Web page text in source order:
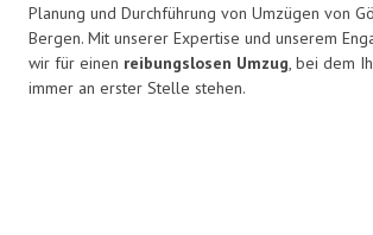
Planung und Durchführung von Umzügen von
Bergen. Mit unserer Expertise und unserem
wir für einen reibungslosen Umzug, bei dem
immer an erster Stelle stehen.